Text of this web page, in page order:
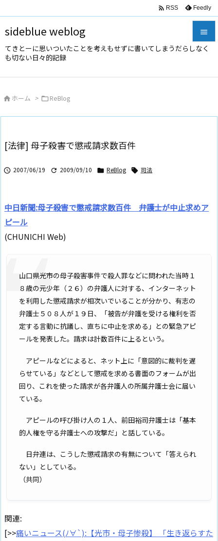
sideblue weblog
てきとーに思いついたことを考えもせずに書いてしまうだらしなく
も切ない日々的記録



 RSS Feedly
 ホーム > ReBlog
[法律] 母子殺害で懲戒請求数百件
 2007/06/19  2009/09/10  ReBlog  司法
中日新聞:母子殺害で懲戒請求数百件 弁護士が中止求めア
ピール
(CHUNICHI Web)
山口県光市の母子殺害事件で殺人罪などに問われた当時１
８歳の元少年（２６）の弁護人に対する、インターネット
を利用した懲戒請求が相次いでいることが分かり、有志の
弁護士５０８人が１９日、「被告が弁護を受ける権利を否
定する言動に抗議し、直ちに中止を求める」との緊急アピ
ールを発表した。請求は計数百件に上るという。
アピールなどによると、ネット上に「意図的に裁判を遅
らせている」などとして懲戒を求める書面のフォームが出
回り、これを使った請求が各弁護人の所属弁護士会に届い
ている。
アピールの呼び掛け人の１人、前田裕司弁護士は「基本
的人権を守る弁護士への攻撃だ」と話している。
日弁連は、こうした懲戒請求の有無について「答えられ
ない」としている。
（共同）
関連:
[>>痛いニュース(ﾉ∀`):【光市・母子惨殺】 「生き返らすた